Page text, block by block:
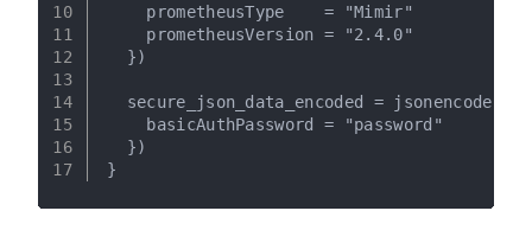
10
11
12
13
14
15
16
17
    prometheusType    = "Mimir"
    prometheusVersion = "2.4.0"
  })
  secure_json_data_encoded = jsonencode({
    basicAuthPassword = "password"
  })
}